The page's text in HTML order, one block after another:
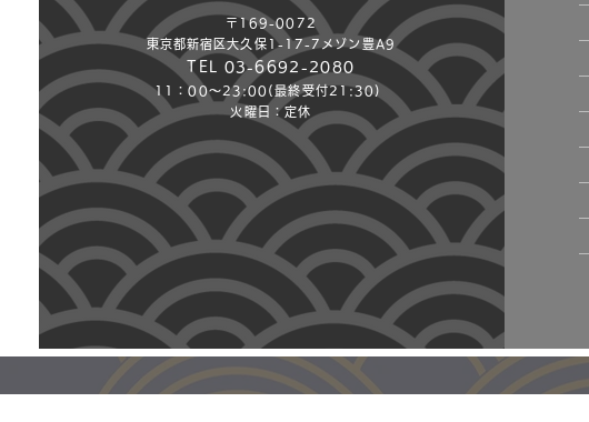
〒169-0072
東京都新宿区大久保1-17-7メゾン豊A9
TEL 03-6692-2080
​11：00～23:00(最終受付21:30)
火曜日：定休​